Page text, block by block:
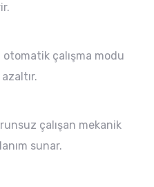
otomatik çalışma modu
çalışan mekanik
sunar.